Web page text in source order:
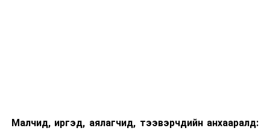
Малчид, иргэд, аялагчид, тээвэрчдийн анхааралд: